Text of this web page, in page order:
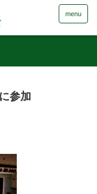
menu
参加